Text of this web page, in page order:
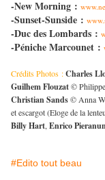
-New Morning :
-Sunset-Sunside :
-Duc des Lombards :
-Péniche Marcounet :
Crédits Photos :Charles
Guilhem Flouzat©
Christian Sands© Anna
et escargot (Eloge de la
Billy Hart, Enrico
#Edito tout beau